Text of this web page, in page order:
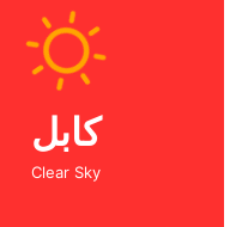
کابل
Clear Sky